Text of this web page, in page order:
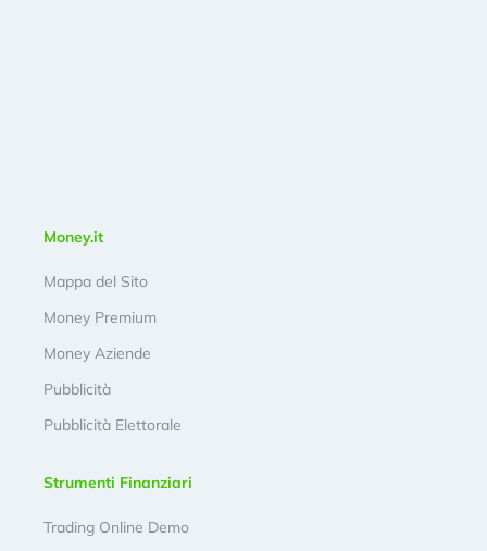
Money.it
Mappa del Sito
Money Premium
Money Aziende
Pubblicità
Pubblicità Elettorale
Strumenti Finanziari
Trading Online Demo